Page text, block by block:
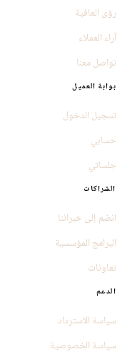
رؤى العافية
آراء العملاء
تواصل معنا
بوابة العميل
تسجيل الدخول
حسابي
جلساتي
الشراكات
انضم إلى خبرائنا
البرامج المؤسسية
تعاونات
الدعم
سياسة الاسترداد
سياسة الخصوصية